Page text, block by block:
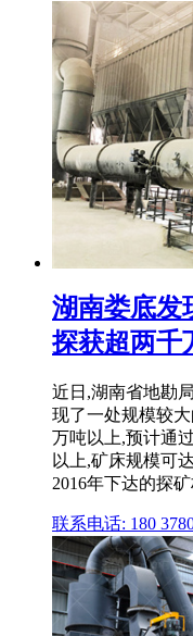
湖南娄底发
探获超两千
近日,湖南省地勘
现了一处规模较
万吨以上,预计通
以上,矿床规模可
2016年下达的探
联系电话: 180